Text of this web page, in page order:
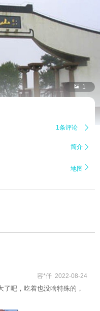
 1
1条评论 
简介 
地图 
容*仟 2022-08-24
吧，吃着也没啥特殊的，